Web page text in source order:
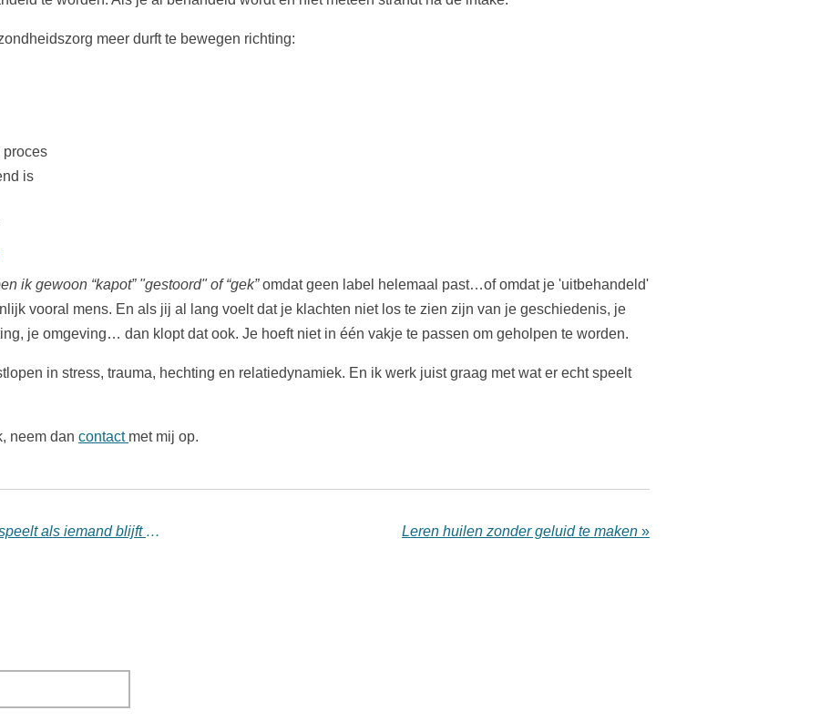
meer durft te bewegen richting:
proces
is
ik gewoon “kapot” "gestoord" of “gek”omdat geen label helemaal past…of omdat je 'uitbehandeld'
vooral mens. En als jij al lang voelt dat je klachten niet los te zien zijn van je geschiedenis, je
je omgeving… dan klopt dat ook. Je hoeft niet in één vakje te passen om geholpen te worden.
in stress, trauma, hechting en relatiedynamiek. En ik werk juist graag met wat er echt speelt
neem dan contact met mij op.
De ‘zeurende’ partner: wat er echt speelt als iemand blijft herhalen Leren huilen zonder geluid te maken »